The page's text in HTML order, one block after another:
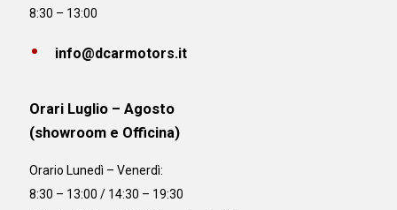
8:30 – 13:00
info@dcarmotors.it
Orari Luglio – Agosto
(showroom e Officina)
Orario Lunedì – Venerdì:
8:30 – 13:00 / 14:30 – 19:30